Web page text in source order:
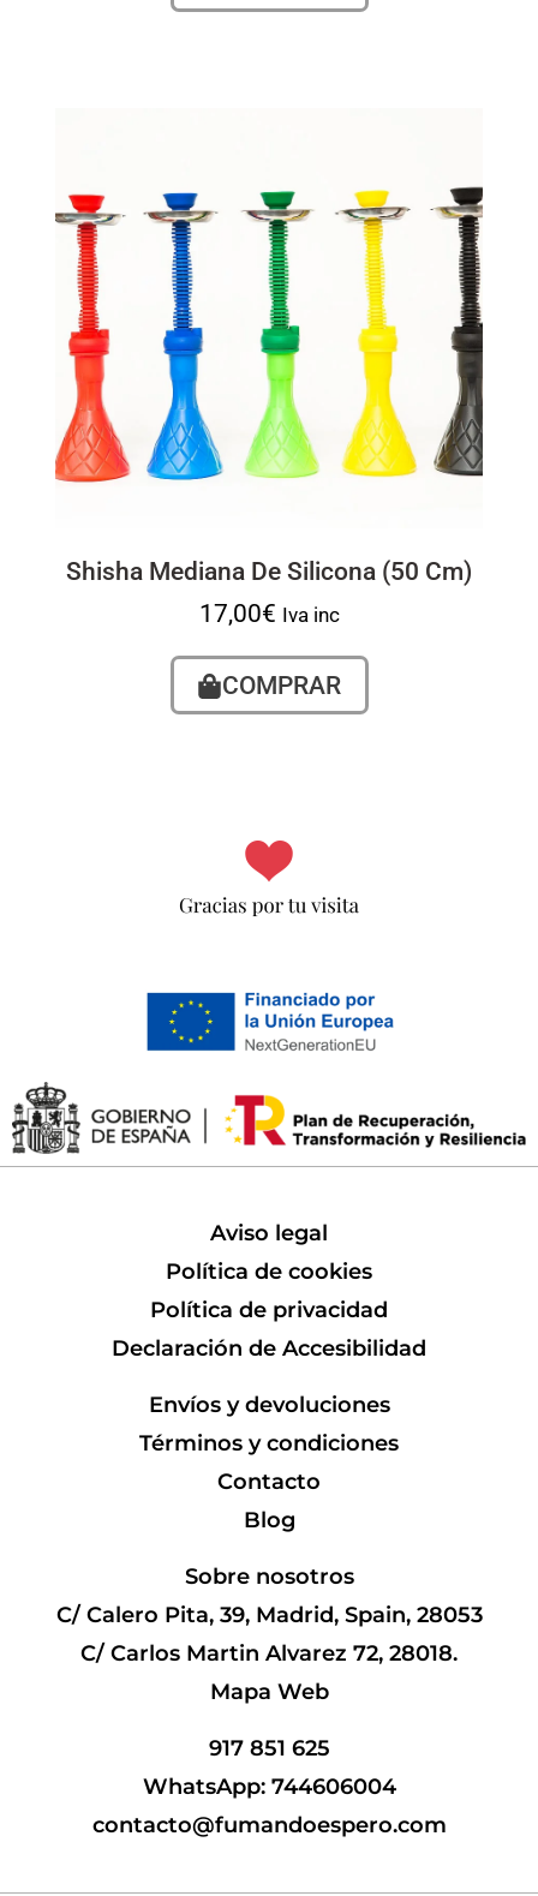
Shisha Mediana De Silicona (50 Cm)
17,00€ Iva inc
COMPRAR
Aviso legal
Política de cookies
Política de privacidad
Declaración de Accesibilidad
Envíos y devoluciones
Términos y condiciones
Contacto
Blog
Sobre nosotros
C/ Calero Pita, 39, Madrid, Spain, 28053
C/ Carlos Martin Alvarez 72, 28018.
Mapa Web
917 851 625
WhatsApp: 744606004
contacto@fumandoespero.com